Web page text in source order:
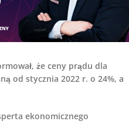
że ceny prądu dla
od stycznia 2022 r. o 24%, a
ekonomicznego